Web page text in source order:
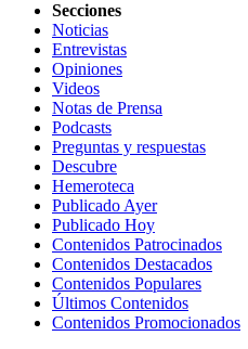
Secciones
Noticias
Entrevistas
Opiniones
Videos
Notas de Prensa
Podcasts
Preguntas y respuestas
Descubre
Hemeroteca
Publicado Ayer
Publicado Hoy
Contenidos Patrocinados
Contenidos Destacados
Contenidos Populares
Últimos Contenidos
Contenidos Promocionados